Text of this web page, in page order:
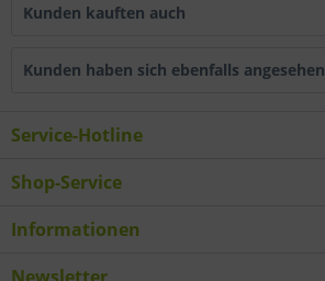
Kunden kauften auch
Kunden haben sich ebenfalls angesehen
Service-Hotline
Shop-Service
Informationen